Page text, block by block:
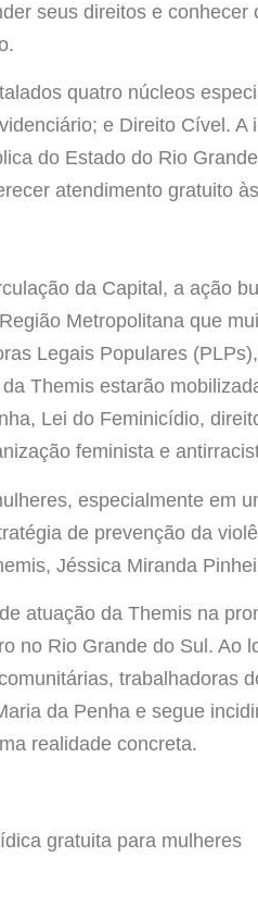
seus direitos e
quatro núcleos
e Direito Cível.
do Estado do Rio
atendimento gratuito
da Capital, a ação
Metropolitana que
Legais Populares
Themis estarão
Lei do Feminicídio,
feminista e
especialmente em
de prevenção da
Jéssica Miranda
atuação da Themis na
no Rio Grande do Sul. Ao
trabalhadoras
da Penha e segue
realidade concreta.
gratuita para mulheres